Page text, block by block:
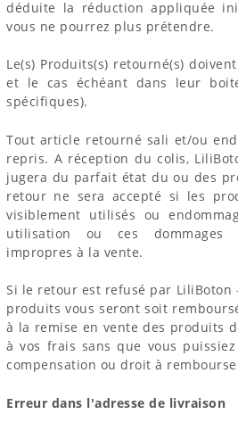
déduite la réduction appliquée
vous ne pourrez plus prétendre.
Le(s) Produits(s) retourné(s)
et le cas échéant dans leur
spécifiques).
Tout article retourné sali et/ou
repris. A réception du colis,
jugera du parfait état du ou des
retour ne sera accepté si les
visiblement utilisés ou
utilisation ou ces dommages
impropres à la vente.
Si le retour est refusé par LiliBoton
produits vous seront soit
à la remise en vente des produits
à vos frais sans que vous
compensation ou droit à
Erreur dans l'adresse de livraison